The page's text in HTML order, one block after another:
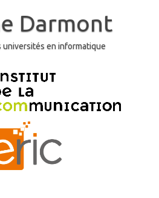
Darmont
universités en informatique